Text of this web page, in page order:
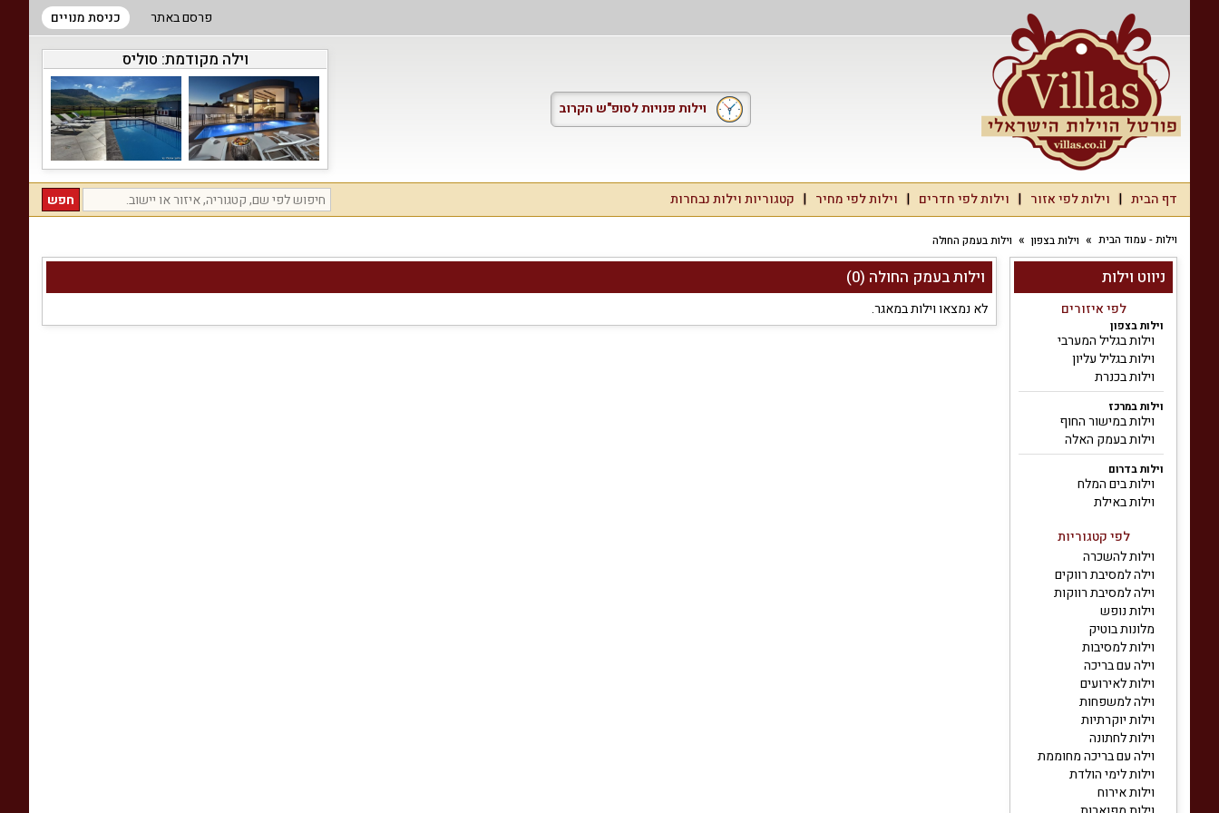
פרסם באתר כניסת מנויים
וילות פנויות לסופ"ש הקרוב
וילה מקודמת: סוליס
דף הבית וילות לפי אזור וילות לפי חדרים וילות לפי מחיר קטגוריות וילות נבחרות
וילות - עמוד הבית וילות בצפון וילות בעמק החולה
ניווט וילות
לפי איזורים
וילות בצפון
וילות בגליל המערבי
וילות בגליל עליון
וילות בכנרת
וילות במרכז
וילות במישור החוף
וילות בעמק האלה
וילות בדרום
וילות בים המלח
וילות באילת
לפי קטגוריות
וילות להשכרה
וילה למסיבת רווקים
וילה למסיבת רווקות
וילות נופש
מלונות בוטיק
וילות למסיבות
וילה עם בריכה
וילות לאירועים
וילה למשפחות
וילות יוקרתיות
וילות לחתונה
וילה עם בריכה מחוממת
וילות לימי הולדת
וילות אירוח
וילות בעמק החולה (0)
לא נמצאו וילות במאגר.